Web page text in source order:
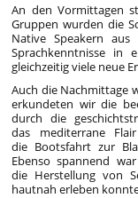
An den Vormittagen
Gruppen wurden die
Native Speakern
Sprachkenntnisse in
gleichzeitig viele neue
Auch die Nachmittage
erkundeten wir die
durch die
das mediterrane
die Bootsfahrt zur
Ebenso spannend
die Herstellung von
hautnah erleben